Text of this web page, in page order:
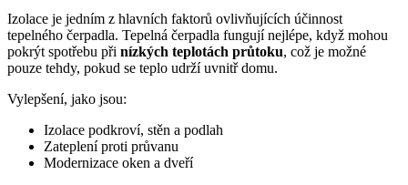
Izolace je jedním z hlavních faktorů ovlivňujících účinnost
tepelného čerpadla. Tepelná čerpadla fungují nejlépe, když mohou
pokrýt spotřebu při nízkých teplotách průtoku, což je možné
pouze tehdy, pokud se teplo udrží uvnitř domu.
Vylepšení, jako jsou:
Izolace podkroví, stěn a podlah
Zateplení proti průvanu
Modernizace oken a dveří